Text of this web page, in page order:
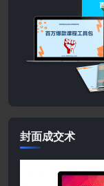
封面成交术